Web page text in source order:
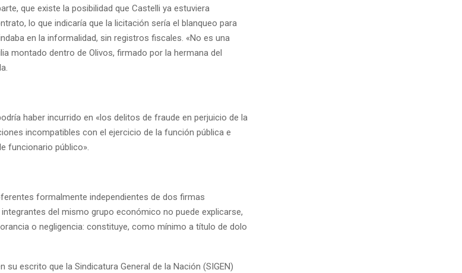
que existe la posibilidad que Castelli ya estuviera
lo que indicaría que la licitación sería el blanqueo para
en la informalidad, sin registros fiscales. «No es una
montado dentro de Olivos, firmado por la hermana del
haber incurrido en «los delitos de fraude en perjuicio de la
incompatibles con el ejercicio de la función pública e
funcionario público».
formalmente independientes de dos firmas
del mismo grupo económico no puede explicarse,
o negligencia: constituye, como mínimo a título de dolo
su escrito que la Sindicatura General de la Nación (SIGEN)